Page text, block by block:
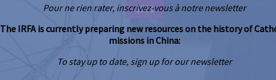
1911
Pour ne rien rater, inscrivez-vous à notre newsletter
The IRFA is currently preparing new resources on the history of
missions in China:
To stay up to date, sign up for our newsletter